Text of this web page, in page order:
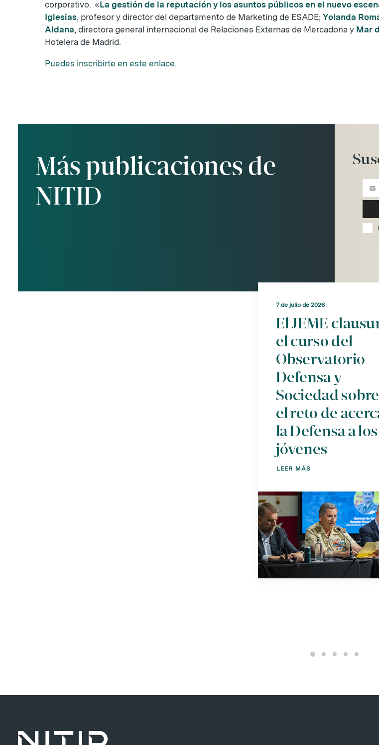
corporativo. «La gestión de la reputación y los asuntos públicos en el nuevo
Iglesias, profesor y director del departamento de Marketing de ESADE; Yolanda
Aldana, directora general internacional de Relaciones Externas de Mercadona y Mar
Hotelera de Madrid.
Puedes inscribirte en este enlace.
Más publicaciones de
NITID
Your
7 de julio de 2026
El JEME
el curso del
Observatorio
Defensa y
Sociedad sobre
el reto de
la Defensa a los
jóvenes
LEER MÁS